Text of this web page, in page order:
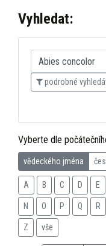
Vyhledat:
podrobné
Vyberte dle
vědeckého jména
A B C D E
N O P Q R
Z vše